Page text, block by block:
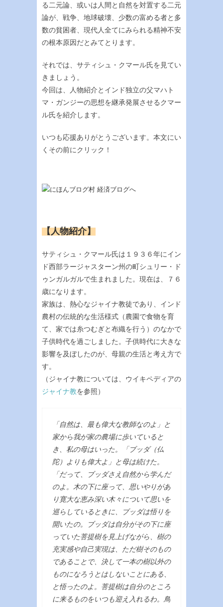
る二元論、或いは人間と自然を対置する二元
論が、戦争、地球破壊、少数の富める者と多
数の貧困者、現代人全てにみられる精神不安
の根本原因だとみてとります。
それでは、サティシュ・クマール氏を見てい
きましょう。
今回は、人物紹介とインド独立の父マハト
マ・ガンジーの思想を継承発展させるクマー
ル氏を紹介します。
いつも応援ありがとうございます。本文にい
くその前にクリック！
【人物紹介】
サティシュ・クマール氏は１９３６年にイン
ド西部ラージャスターン州の町シュリー・ド
ゥンガルガルで生まれました。現在は、７６
歳になります。
家族は、熱心なジャイナ教徒であり、インド
農村の伝統的な生活様式（農園で食物を育
て、家では糸つむぎと布織を行う）のなかで
子供時代を過ごしました。子供時代に大きな
影響を及ぼしたのが、母親の生活と考え方で
す。
（ジャイナ教については、ウイキペディアの
ジャイナ教を参照）
「自然は、最も偉大な教師なのよ」と
家から我が家の農場に歩いていると
き、私の母はいった。「ブッダ（仏
陀）よりも偉大よ」と母は続けた。
「だって、ブッダさえ自然から学んだ
のよ。木の下に座って、思いやりがあ
り寛大な恵み深い木々について思いを
巡らしているときに、ブッダは悟りを
開いたの。ブッダは自分がその下に座
っていた菩提樹を見上げながら、樹の
充実感や自己実現は、ただ樹そのもの
であることで、決して一本の樹以外の
ものになろうとはしないことにある、
と悟ったのよ。菩提樹は自分のところ
に来るものをいつも迎え入れるわ。鳥